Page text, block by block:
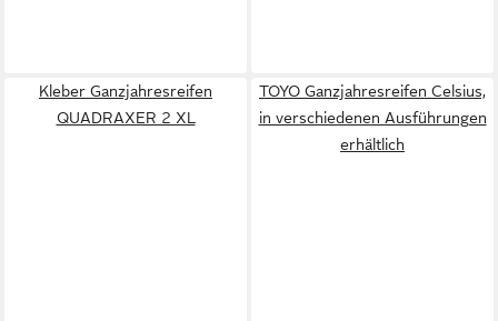
Kleber Ganzjahresreifen
QUADRAXER 2 XL
TOYO Ganzjahresreifen Celsius,
in verschiedenen Ausführungen
erhältlich